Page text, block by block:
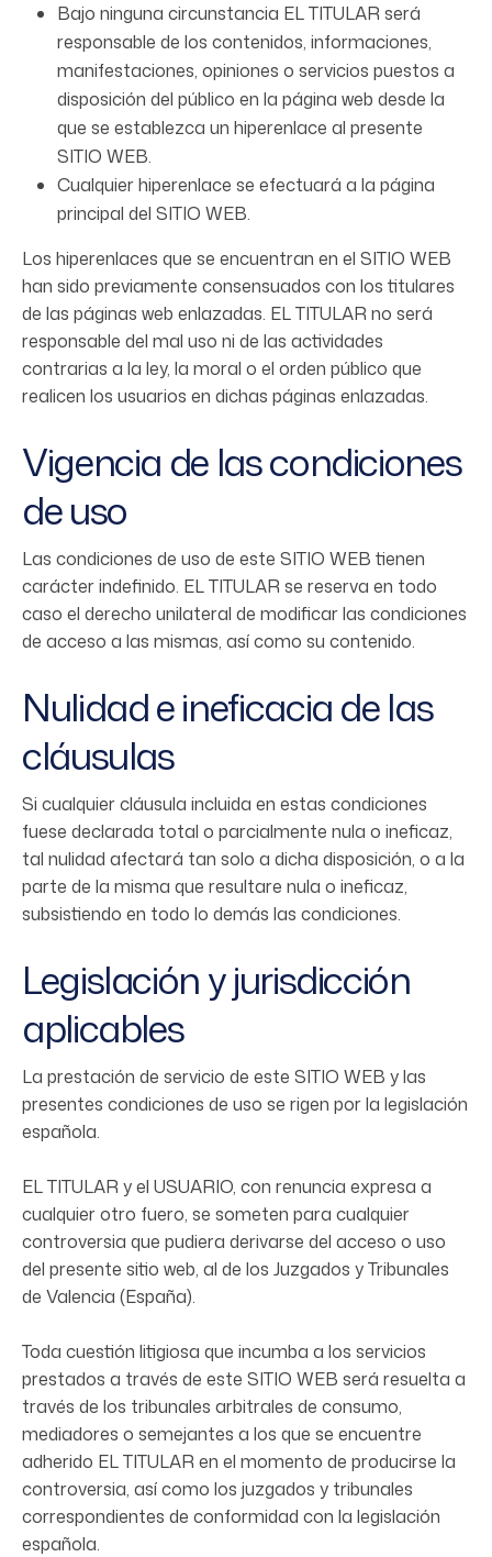
Bajo ninguna circunstancia EL TITULAR será
responsable de los contenidos, informaciones,
manifestaciones, opiniones o servicios puestos a
disposición del público en la página web desde la
que se establezca un hiperenlace al presente
SITIO WEB.
Cualquier hiperenlace se efectuará a la página
principal del SITIO WEB.
Los hiperenlaces que se encuentran en el SITIO WEB
han sido previamente consensuados con los titulares
de las páginas web enlazadas. EL TITULAR no será
responsable del mal uso ni de las actividades
contrarias a la ley, la moral o el orden público que
realicen los usuarios en dichas páginas enlazadas.
Vigencia de las condiciones
de uso
Las condiciones de uso de este SITIO WEB tienen
carácter indefinido. EL TITULAR se reserva en todo
caso el derecho unilateral de modificar las condiciones
de acceso a las mismas, así como su contenido.
Nulidad e ineficacia de las
cláusulas
Si cualquier cláusula incluida en estas condiciones
fuese declarada total o parcialmente nula o ineficaz,
tal nulidad afectará tan solo a dicha disposición, o a la
parte de la misma que resultare nula o ineficaz,
subsistiendo en todo lo demás las condiciones.
Legislación y jurisdicción
aplicables
La prestación de servicio de este SITIO WEB y las
presentes condiciones de uso se rigen por la legislación
española.
EL TITULAR y el USUARIO, con renuncia expresa a
cualquier otro fuero, se someten para cualquier
controversia que pudiera derivarse del acceso o uso
del presente sitio web, al de los Juzgados y Tribunales
de Valencia (España).
Toda cuestión litigiosa que incumba a los servicios
prestados a través de este SITIO WEB será resuelta a
través de los tribunales arbitrales de consumo,
mediadores o semejantes a los que se encuentre
adherido EL TITULAR en el momento de producirse la
controversia, así como los juzgados y tribunales
correspondientes de conformidad con la legislación
española.